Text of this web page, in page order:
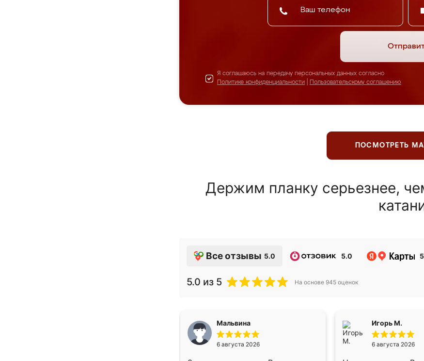
Я соглашаюсь на передачу персональных данных согласно
Политике конфиденциальности
Пользовательскому соглашению
ПОСМОТРЕТЬ
Держим планку серьезнее,
Все отзывы 5.0 5.0
5.0 из 5 На основе 945 оценок
Мальвина
6 августа 2026
Игорь М.
6 августа 2026